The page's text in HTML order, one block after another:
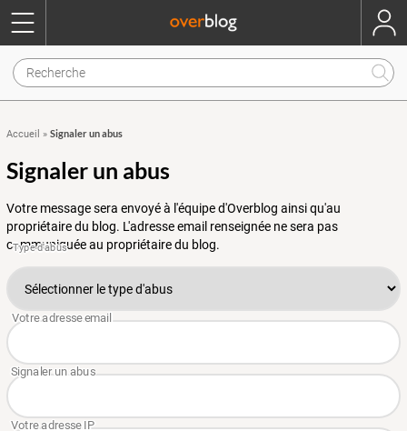
Accueil » Signaler un abus
Signaler un abus
Votre message sera envoyé à l'équipe d'Overblog ainsi qu'au
propriétaire du blog. L'adresse email renseignée ne sera pas
communiquée au propriétaire du blog.